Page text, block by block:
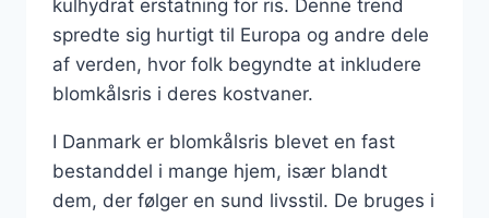
kulhydrat erstatning for ris. Denne trend
spredte sig hurtigt til Europa og andre dele
af verden, hvor folk begyndte at inkludere
blomkålsris i deres kostvaner.
I Danmark er blomkålsris blevet en fast
bestanddel i mange hjem, især blandt
dem, der følger en sund livsstil. De bruges i